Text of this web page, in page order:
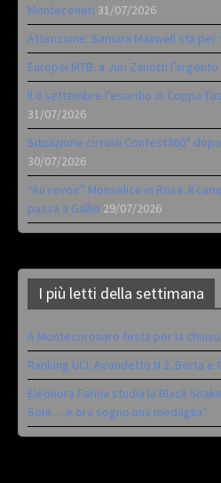
Monteceneri 31/07/2026
Attenzione: Samara Maxwell sta per
Europei MTB: a Juri Zanotti l’argento
Il 6 settembre l’esordio di Coppa
31/07/2026
Situazione circuiti Contest360°
30/07/2026
“Au revoir” Monselice in Rosa. Il
passa a Gallio 29/07/2026
I più letti della settimana
A Montecoronaro festa per la
Ranking UCI: Avondetto N.2. Berta e
Eleonora Farina studia la Black
Sole… e ora sogno una medaglia”